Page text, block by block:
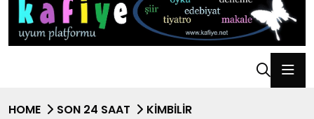
HOME SON 24 SAAT KİMBİLİR